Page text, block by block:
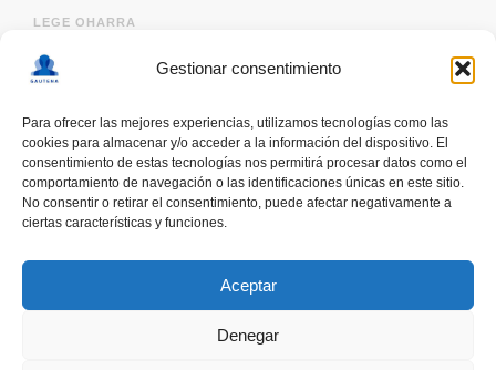
Gestionar consentimiento
Para ofrecer las mejores experiencias, utilizamos tecnologías como las
cookies para almacenar y/o acceder a la información del dispositivo. El
consentimiento de estas tecnologías nos permitirá procesar datos como el
comportamiento de navegación o las identificaciones únicas en este sitio.
No consentir o retirar el consentimiento, puede afectar negativamente a
ciertas características y funciones.
Aceptar
Denegar
LEGE OHARRA
deskonektapp
THE HELP OF PEOPLE WITH AUTISM TO PROMOTE
A RESPONSIBLE USE OF SMARTPHONES